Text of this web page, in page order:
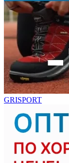
GRISPORT